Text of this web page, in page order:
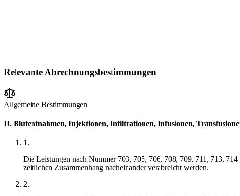
Relevante Abrechnungsbestimmungen
Allgemeine Bestimmungen
II. Blutentnahmen, Injektionen, Infiltrationen, Infusionen,
1.
Die Leistungen nach Nummer 703, 705, 706, 708, 709, 711, 713,
zeitlichen Zusammenhang nacheinander verabreicht werden.
2.